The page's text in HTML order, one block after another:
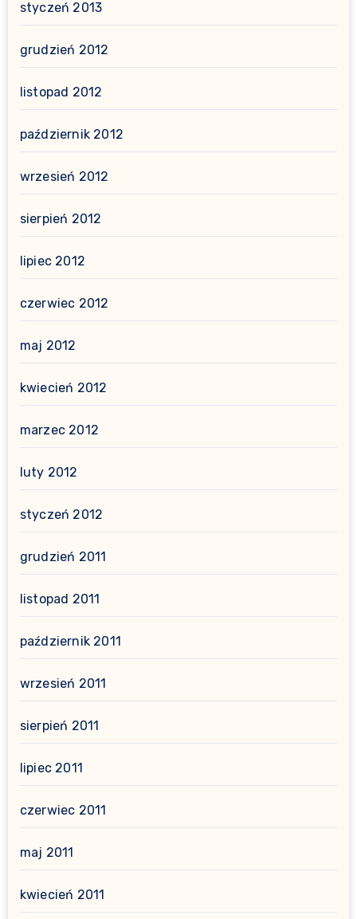
styczeń 2013
grudzień 2012
listopad 2012
październik 2012
wrzesień 2012
sierpień 2012
lipiec 2012
czerwiec 2012
maj 2012
kwiecień 2012
marzec 2012
luty 2012
styczeń 2012
grudzień 2011
listopad 2011
październik 2011
wrzesień 2011
sierpień 2011
lipiec 2011
czerwiec 2011
maj 2011
kwiecień 2011